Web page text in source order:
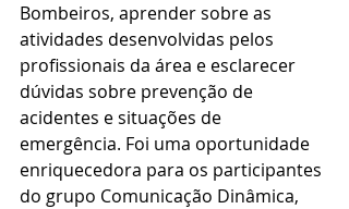
Bombeiros, aprender sobre as
atividades desenvolvidas pelos
profissionais da área e esclarecer
dúvidas sobre prevenção de
acidentes e situações de
emergência. Foi uma oportunidade
enriquecedora para os participantes
do grupo Comunicação Dinâmica,